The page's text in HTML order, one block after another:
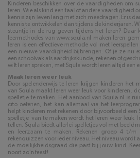
Kinderen beschikken over de vaardigheden om
leren. Wie als kind een taal of andere vaardigheid
kennis zijn leven lang met zich meedragen. Er is
kennis te ontwikkelen dan tijdens de kinderjaren.
steuntje in de rug geven tijdens het leren? Daar
leermethodes van www.squla.nl maken leren
leren is een effectieve methode vol met
een nieuwe vaardigheid bijbrengen. Of je ze nu
een schoolvak als aardrijkskunde, rekenen of
wilt leren spreken, met Squla wordt leren altijd een
Maak leren weer leuk
Door spelenderwijs te leren krijgen kinderen het
van Squla maakt leren weer leuk voor kinderen,
spelletje te maken. Het aanbod van Squla.nl is
cito oefenen, het kan allemaal via het
helpt kinderen met rekenen door bijvoorbeeld een
spelletje van te maken wordt het leren weer leuk.
tellen. Squla biedt allerlei spelletjes vol met
en leerzaam te maken. Rekenen groep 4 t/
rekenquizzen voor ieder niveau. Het niveau wordt
de moeilijkheidsgraad die past bij jouw kind.
nooit zo’n feest!